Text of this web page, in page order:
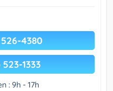
4380
1333
: 9h - 17h